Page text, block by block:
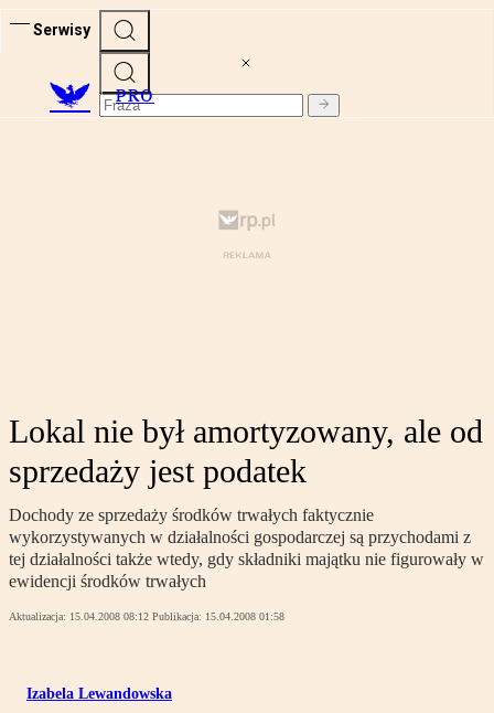
Serwisy
PRO
Lokal nie był amortyzowany, ale od
sprzedaży jest podatek
Dochody ze sprzedaży środków trwałych faktycznie
wykorzystywanych w działalności gospodarczej są przychodami z
tej działalności także wtedy, gdy składniki majątku nie figurowały w
ewidencji środków trwałych
Aktualizacja: 15.04.2008 08:12 Publikacja: 15.04.2008 01:58
Izabela Lewandowska